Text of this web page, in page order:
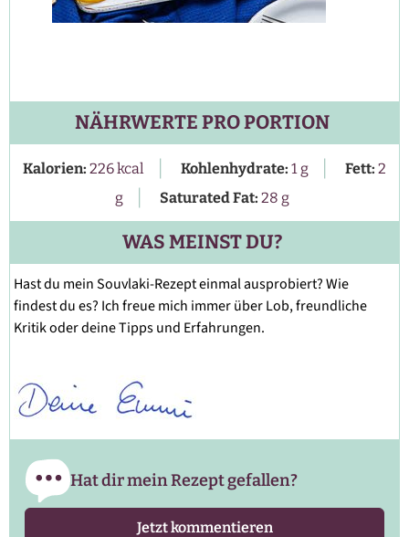
NÄHRWERTE PRO PORTION
Kalorien: 226kcal | Kohlenhydrate: 1g | Fett: 2
g
| Saturated Fat: 28 g
WAS MEINST DU?
Hast du mein Souvlaki-Rezept einmal ausprobiert? Wie
findest du es? Ich freue mich immer über Lob, freundliche
Kritik oder deine Tipps und Erfahrungen.
Hat dir mein Rezept gefallen?
Jetzt kommentieren